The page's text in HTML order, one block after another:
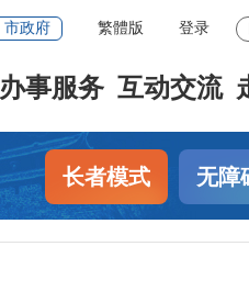
市政府 繁體版 登录
办事服务 互动交流
长者模式 无障